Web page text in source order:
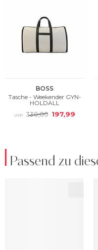
Passend zu